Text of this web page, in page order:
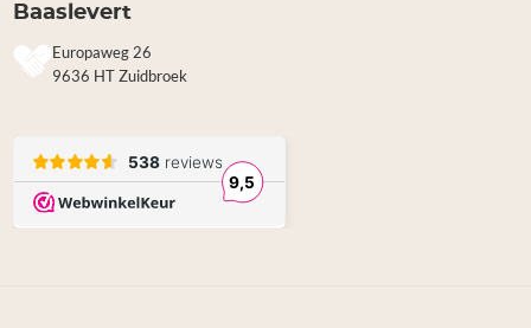
Baaslevert
Europaweg 26
9636 HT Zuidbroek